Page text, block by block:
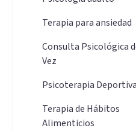
Terapia para ansiedad
Consulta Psicológica
Vez
Psicoterapia Deportiva
Terapia de Hábitos
Alimenticios